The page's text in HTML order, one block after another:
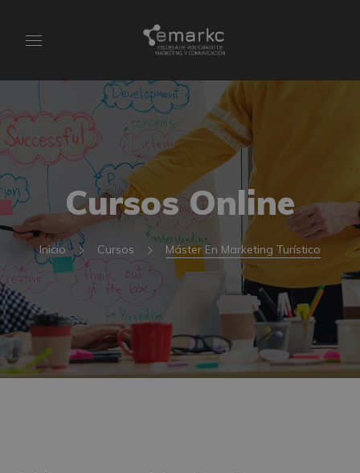
Cursos Online
Inicio Cursos Máster En Marketing Turístico